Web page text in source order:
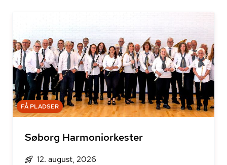
FÅ PLADSER
Søborg Harmoniorkester
12. august, 2026